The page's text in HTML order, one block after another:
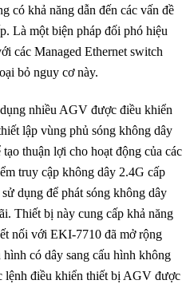
có khả năng dẫn đến các vấn đề
Là một biện pháp đối phó hiệu
các Managed Ethernet switch
bỏ nguy cơ này.
nhiều AGV được điều khiển
lập vùng phủ sóng không dây
thuận lợi cho hoạt động của các
truy cập không dây 2.4G cấp
dụng để phát sóng không dây
Thiết bị này cung cấp khả năng
nối với EKI-7710 đã mở rộng
có dây sang cấu hình không
lệnh điều khiển thiết bị AGV được